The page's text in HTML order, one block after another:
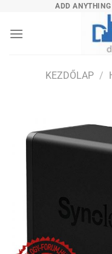
content
ADD
KEZDŐLAP /